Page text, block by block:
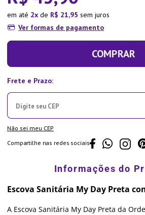
em até 2 de R$ 21,95 sem juros
Ver formas de pagamento
COMPRAR
Não sei meu CEP
Compartilhe nas redes sociais
Escova Sanitária My Day Preta
A Escova Sanitária My Day Preta da